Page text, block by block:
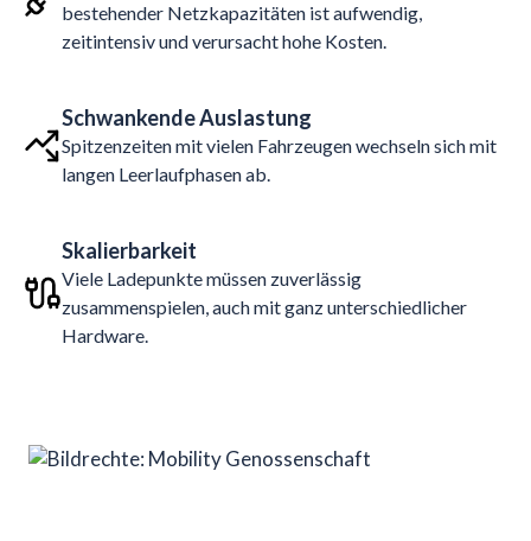
bestehender Netzkapazitäten ist aufwendig,
zeitintensiv und verursacht hohe Kosten.
Schwankende Auslastung
Spitzenzeiten mit vielen Fahrzeugen wechseln sich mit
langen Leerlaufphasen ab.
Skalierbarkeit
Viele Ladepunkte müssen zuverlässig
zusammenspielen, auch mit ganz unterschiedlicher
Hardware.